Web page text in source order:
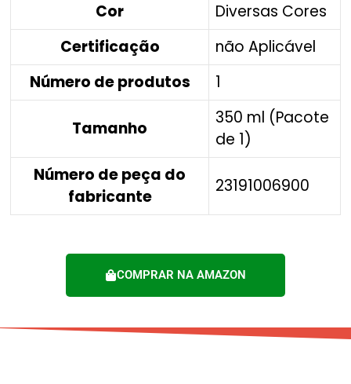
Cor
‎Diversas Cores
Certificação
‎não Aplicável
Número de produtos
‎1
Tamanho
‎350 ml (Pacote
de 1)
Número de peça do
fabricante
‎23191006900
COMPRAR NA AMAZON